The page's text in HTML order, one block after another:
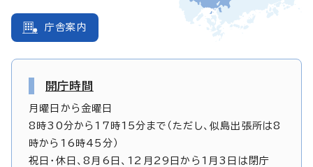
庁舎案内
開庁時間
月曜日から金曜日
8時30分から17時15分まで（ただし、似島出張所は8
時から16時45分）
祝日・休日、8月6日、12月29日から1月3日は閉庁